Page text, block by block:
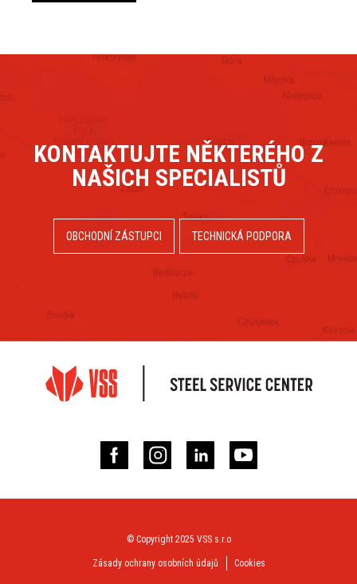
KONTAKTUJTE NĚKTERÉHO Z
NAŠICH SPECIALISTŮ
OBCHODNÍ ZÁSTUPCI TECHNICKÁ PODPORA
© Copyright 2025 VSS s.r.o
Zásady ochrany osobních údajů Cookies